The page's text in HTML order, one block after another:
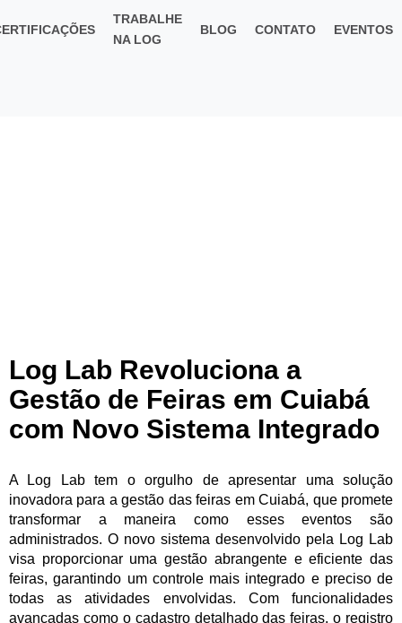
TRABALHE
NA LOG
BLOG CONTATO EVENTOS
Log Lab Revoluciona a
Gestão de Feiras em Cuiabá
com Novo Sistema Integrado
A Log Lab tem o orgulho de apresentar uma solução
inovadora para a gestão das feiras em Cuiabá, que promete
transformar a maneira como esses eventos são
administrados. O novo sistema desenvolvido pela Log Lab
visa proporcionar uma gestão abrangente e eficiente das
feiras, garantindo um controle mais integrado e preciso de
todas as atividades envolvidas. Com funcionalidades
avançadas como o cadastro detalhado das feiras, o registro